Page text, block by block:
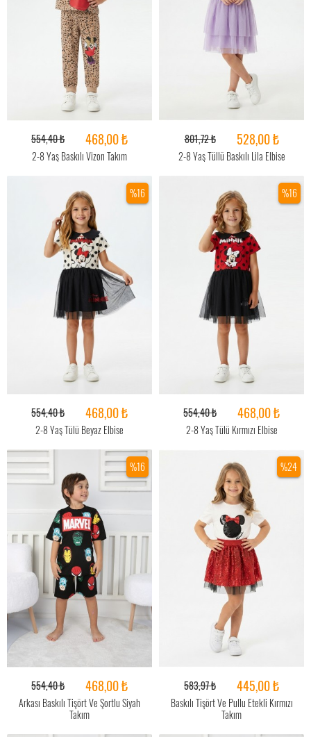
554,40 ₺ 468,00 ₺
2-8 Yaş Baskılı Vizon Takım
801,72 ₺ 528,00 ₺
2-8 Yaş Tüllü Baskılı Lila Elbise
%16
554,40 ₺ 468,00 ₺
2-8 Yaş Tülü Beyaz Elbise
%16
554,40 ₺ 468,00 ₺
2-8 Yaş Tülü Kırmızı Elbise
%16
554,40 ₺ 468,00 ₺
Arkası Baskılı Tişört Ve Şortlu Siyah
Takım
%24
583,97 ₺ 445,00 ₺
Baskılı Tişört Ve Pullu Etekli Kırmızı
Takım